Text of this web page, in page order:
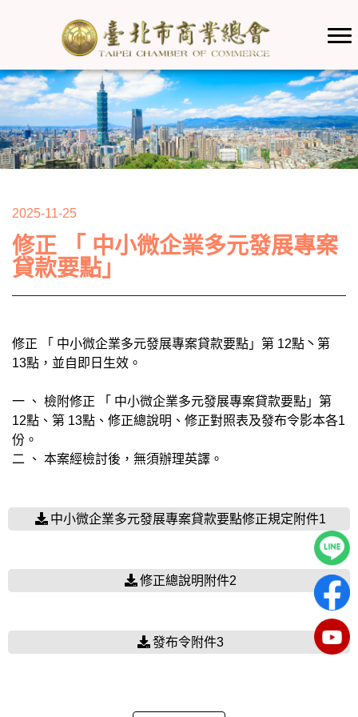
2025-11-25
修正 「 中小微企業多元發展專案
貸款要點」
修正 「 中小微企業多元發展專案貸款要點」第 12點丶第
13點，並自即日生效。
一 、 檢附修正 「 中小微企業多元發展專案貸款要點」第
12點、第 13點、修正總說明、修正對照表及發布令影本各1
份。
二 、 本案經檢討後，無須辦理英譯。
中小微企業多元發展專案貸款要點修正規定附件1
修正總說明附件2
發布令附件3